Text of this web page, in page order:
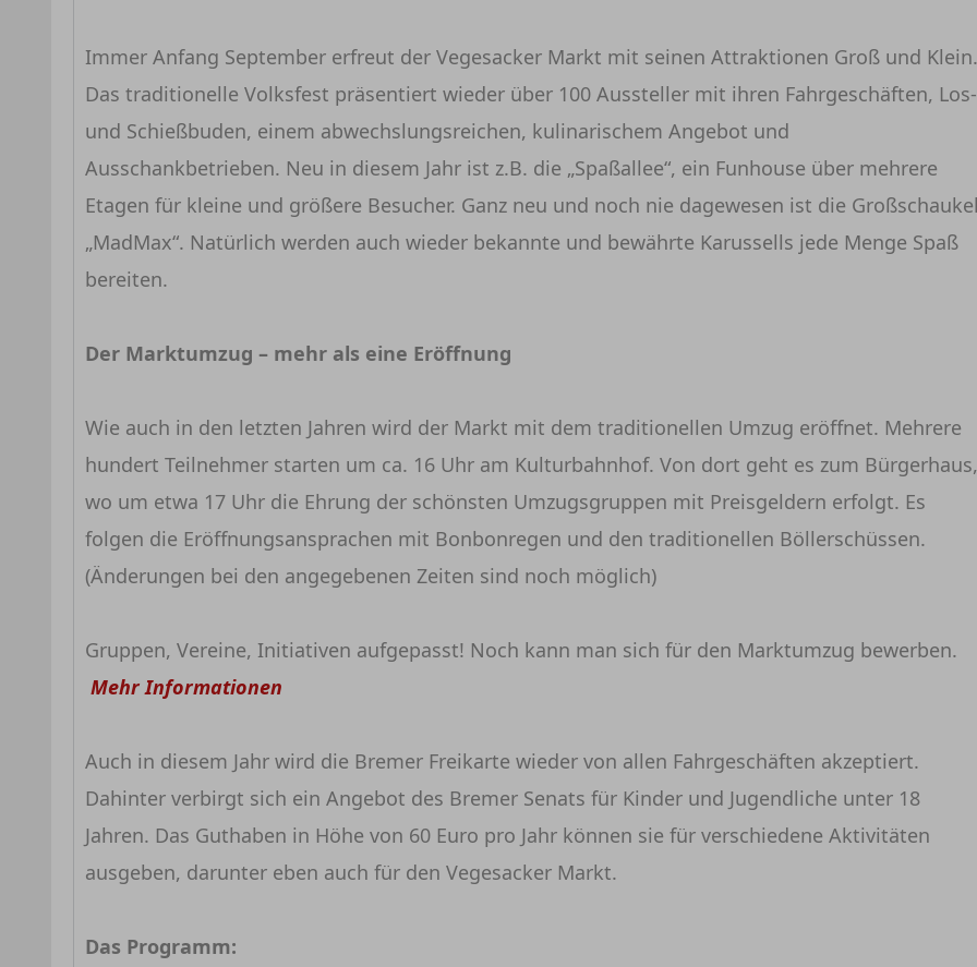
Immer Anfang September erfreut der Vegesacker Markt mit seinen Attraktionen Groß und Klein.
Das traditionelle Volksfest präsentiert wieder über 100 Aussteller mit ihren Fahrgeschäften, Los-
und Schießbuden, einem abwechslungsreichen, kulinarischem Angebot und
Ausschankbetrieben. Neu in diesem Jahr ist z.B. die „Spaßallee“, ein Funhouse über mehrere
Etagen für kleine und größere Besucher. Ganz neu und noch nie dagewesen ist die
„MadMax“. Natürlich werden auch wieder bekannte und bewährte Karussells jede Menge Spaß
bereiten.
Der Marktumzug – mehr als eine Eröffnung
Wie auch in den letzten Jahren wird der Markt mit dem traditionellen Umzug eröffnet. Mehrere
hundert Teilnehmer starten um ca. 16 Uhr am Kulturbahnhof. Von dort geht es zum Bürgerhaus,
wo um etwa 17 Uhr die Ehrung der schönsten Umzugsgruppen mit Preisgeldern erfolgt. Es
folgen die Eröffnungsansprachen mit Bonbonregen und den traditionellen Böllerschüssen.
(Änderungen bei den angegebenen Zeiten sind noch möglich)
Gruppen, Vereine, Initiativen aufgepasst! Noch kann man sich für den Marktumzug bewerben.
Mehr Informationen
Auch in diesem Jahr wird die Bremer Freikarte wieder von allen Fahrgeschäften akzeptiert.
Dahinter verbirgt sich ein Angebot des Bremer Senats für Kinder und Jugendliche unter 18
Jahren. Das Guthaben in Höhe von 60 Euro pro Jahr können sie für verschiedene Aktivitäten
ausgeben, darunter eben auch für den Vegesacker Markt.
Das Programm: